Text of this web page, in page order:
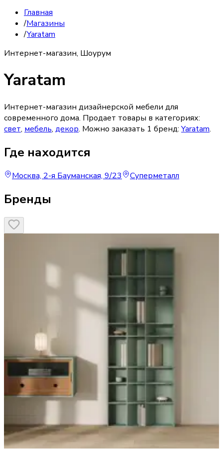
Главная
/Магазины
/Yaratam
Интернет-магазин, Шоурум
Yaratam
Интернет-магазин дизайнерской мебели для
современного дома. Продает товары в категориях:
свет, мебель, декор. Можно заказать 1 бренд: Yaratam.
Где находится
Москва, 2-я Бауманская, 9/23 Суперметалл
Бренды